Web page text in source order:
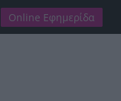
Online Εφημερίδα